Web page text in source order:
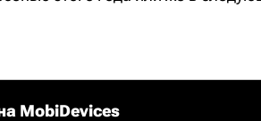
MobiDevices